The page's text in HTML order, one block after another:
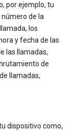
por ejemplo, tu
de la
los
y fecha de las
las llamadas,
de
llamadas,
dispositivo como,